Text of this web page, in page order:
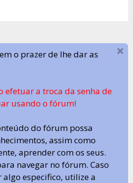
o prazer de lhe dar as
efetuar a troca da senha de
usando o fórum!
do fórum possa
assim como
aprender com os seus.
navegar no fórum. Caso
especifico, utilize a